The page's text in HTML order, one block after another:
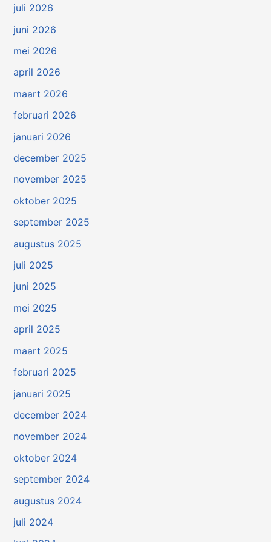
juli 2026
juni 2026
mei 2026
april 2026
maart 2026
februari 2026
januari 2026
december 2025
november 2025
oktober 2025
september 2025
augustus 2025
juli 2025
juni 2025
mei 2025
april 2025
maart 2025
februari 2025
januari 2025
december 2024
november 2024
oktober 2024
september 2024
augustus 2024
juli 2024